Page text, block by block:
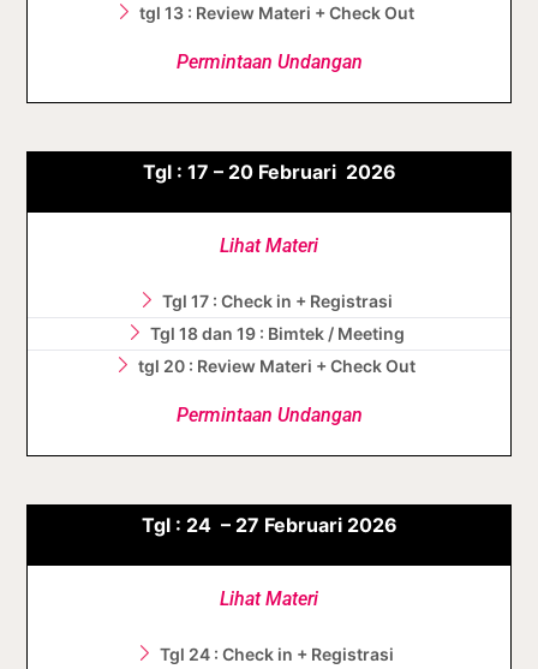
tgl 13 : Review Materi + Check Out
Permintaan Undangan
Tgl : 17 – 20 Februari 2026
Lihat Materi
Tgl 17 : Check in + Registrasi
Tgl 18 dan 19 : Bimtek / Meeting
tgl 20 : Review Materi + Check Out
Permintaan Undangan
Tgl : 24 – 27 Februari 2026
Lihat Materi
Tgl 24 : Check in + Registrasi